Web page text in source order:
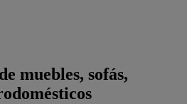
muebles, sofás,